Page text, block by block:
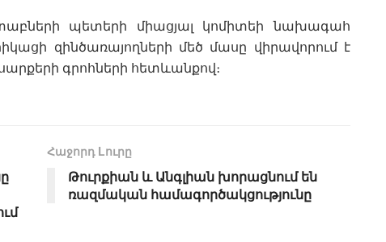
պետերի միացյալ կոմիտեի նախագահ
զինծառայողների մեծ մասը վիրավորում է
գրոհների հետևանքով։
Հաջորդ Lուրը
Թուրքիան և Անգլիան խորացնում են
ռազմական համագործակցությունը